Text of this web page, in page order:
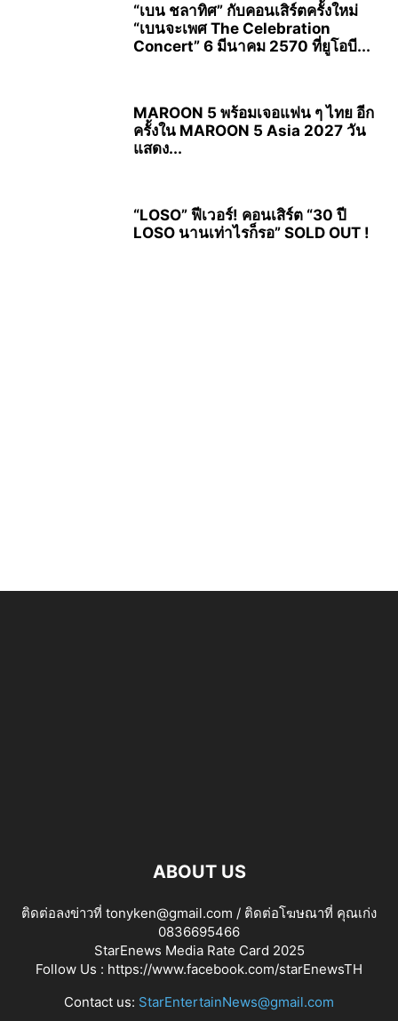
“เบน ชลาทิศ” กับคอนเสิร์ตครั้งใหม่
“เบนจะเพศ The Celebration
Concert” 6 มีนาคม 2570 ที่ยูโอบี...
MAROON 5 พร้อมเจอแฟน ๆ ไทย อีก
ครั้งใน MAROON 5 Asia 2027 วัน
แสดง...
“LOSO” ฟีเวอร์! คอนเสิร์ต “30 ปี
LOSO นานเท่าไรก็รอ” SOLD OUT !
ABOUT US
ติดต่อลงข่าวที่ tonyken@gmail.com / ติดต่อโฆษณาที่ คุณเก่ง
0836695466
StarEnews Media Rate Card 2025
Follow Us : https://www.facebook.com/starEnewsTH
Contact us: StarEntertainNews@gmail.com